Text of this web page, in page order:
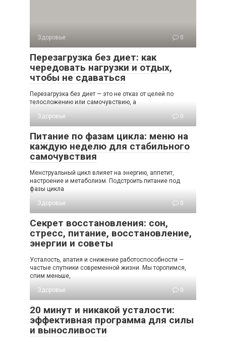
Здоровье 0
Перезагрузка без диет: как
чередовать нагрузки и отдых,
чтобы не сдаваться
Перезагрузка без диет — это не отказ от целей по
телосложению или самочувствию, а
Здоровье
0
Питание по фазам цикла: меню на
каждую неделю для стабильного
самочувствия
Менструальный цикл влияет на энергию, аппетит,
настроение и метаболизм. Подстроить питание под
фазы цикла
Здоровье
0
Секрет восстановления: сон,
стресс, питание, восстановление,
энергии и советы
Усталость, апатия и снижение работоспособности —
частые спутники современной жизни. Мы торопимся,
спим меньше,
Здоровье
0
20 минут и никакой усталости:
эффективная программа для силы
и выносливости